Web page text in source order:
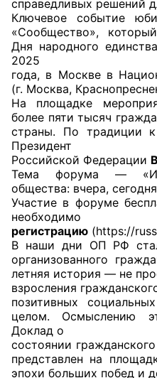
исполнительной
Общественные
независимой оценки
оказания услуг
О Палате
Структура Палаты
Комиссии
Экспертный совет
Совет ОП КО
Общественный штаб
Члены ОП КО
Документы ОП КО
Регламент ОП КО
справедливых решений
Ключевое событие
«Сообщество»,
Дня народного
2025
года, в Москве в
(г. Москва,
На площадке
более пяти тысяч
страны. По традиции
Президент
Российской Федерации
Тема форума —
общества: вчера,
Участие в форуме
регистрацию (https://
В наши дни ОП РФ
организованного
летняя история — не
взросления
позитивных
целом. Осмыслению
Доклад о
состоянии
представлен на
эпохи больших побед и